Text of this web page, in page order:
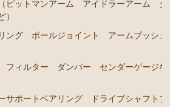
エンジン ラジエーター パワー
ピットマンアーム アイドラーアーム タ
ング ボールジョイント アームブッシュ
フィルター ダンパー センダーゲージな
サポートベアリング ドライブシャフトブ